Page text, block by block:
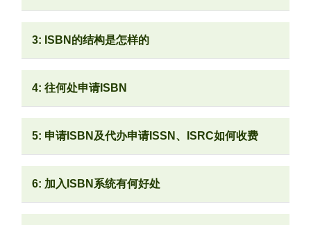
3: ISBN的结构是怎样的
4: 往何处申请ISBN
5: 申请ISBN及代办申请ISSN、ISRC如何收费
6: 加入ISBN系统有何好处